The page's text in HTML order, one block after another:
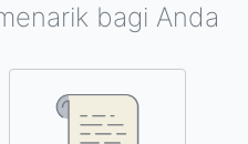
bagi Anda